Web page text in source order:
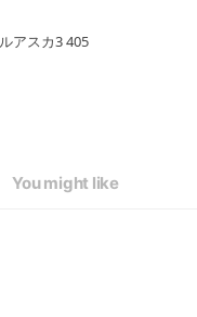
アスカ3 405
You might like